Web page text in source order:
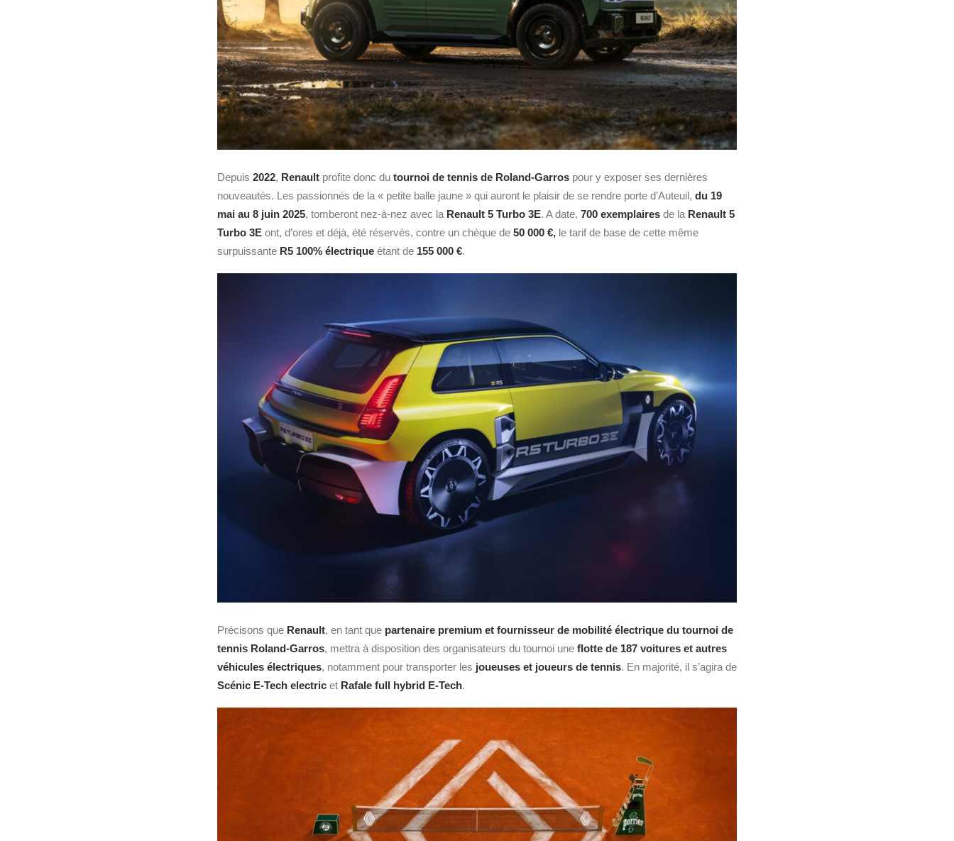
Depuis 2022, Renault profite donc du tournoi de tennis de Roland-Garros pour y exposer ses dernières
nouveautés. Les passionnés de la « petite balle jaune » qui auront le plaisir de se rendre porte d’Auteuil, du 19
mai au 8 juin 2025, tomberont nez-à-nez avec la Renault 5 Turbo 3E. A date, 700 exemplaires de la Renault 5
Turbo 3E ont, d’ores et déjà, été réservés, contre un chèque de 50 000 €, le tarif de base de cette même
surpuissante R5 100% électrique étant de 155 000 €.
Précisons que Renault, en tant que partenaire premium et fournisseur de mobilité électrique du tournoi de
tennis Roland-Garros, mettra à disposition des organisateurs du tournoi une flotte de 187 voitures et autres
véhicules électriques, notamment pour transporter les joueuses et joueurs de tennis. En majorité, il s’agira de
Scénic E-Tech electric et Rafale full hybrid E-Tech.